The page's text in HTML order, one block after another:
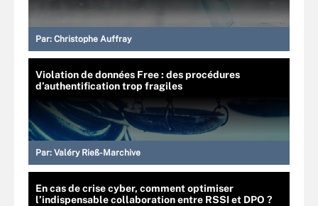
Par: Christophe Auffray
Violation de données Free : des procédures
d’authentification trop fragiles
Par: Valéry Rieß-Marchive
En cas de crise cyber, comment optimiser
l’indispensable collaboration entre RSSI et DPO ?